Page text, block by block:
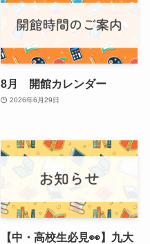
8月 開館カレンダー
2026年6月29日
【中・高校生必見👀】九大